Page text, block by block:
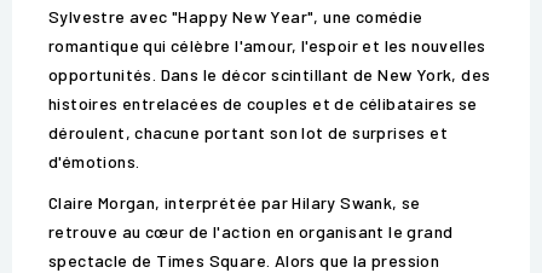
Sylvestre avec "Happy New Year", une comédie
romantique qui célèbre l'amour, l'espoir et les nouvelles
opportunités. Dans le décor scintillant de New York, des
histoires entrelacées de couples et de célibataires se
déroulent, chacune portant son lot de surprises et
d'émotions.
Claire Morgan, interprétée par Hilary Swank, se
retrouve au cœur de l'action en organisant le grand
spectacle de Times Square. Alors que la pression